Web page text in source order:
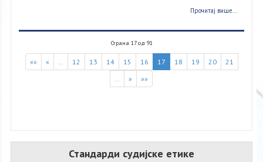
Прочитај више...
Страна 17 од 91
«« « 12 13 14 15 16 17 18 19 20
21
» »»
Стандарди судијске етике